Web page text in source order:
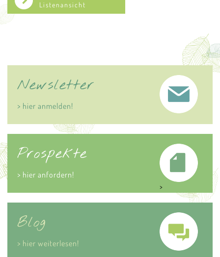
Listenansicht
Newsletter
> hier anmelden!
Prospekte
> hier anfordern!
>
Blog
> hier weiterlesen!